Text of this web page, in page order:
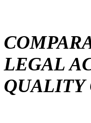
LEGAL
QUALITY